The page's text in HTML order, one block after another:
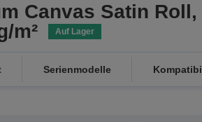
Canvas Satin
m²
Auf Lager
Serienmodelle